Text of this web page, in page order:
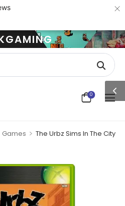
×
0
Games > The Urbz Sims In The City